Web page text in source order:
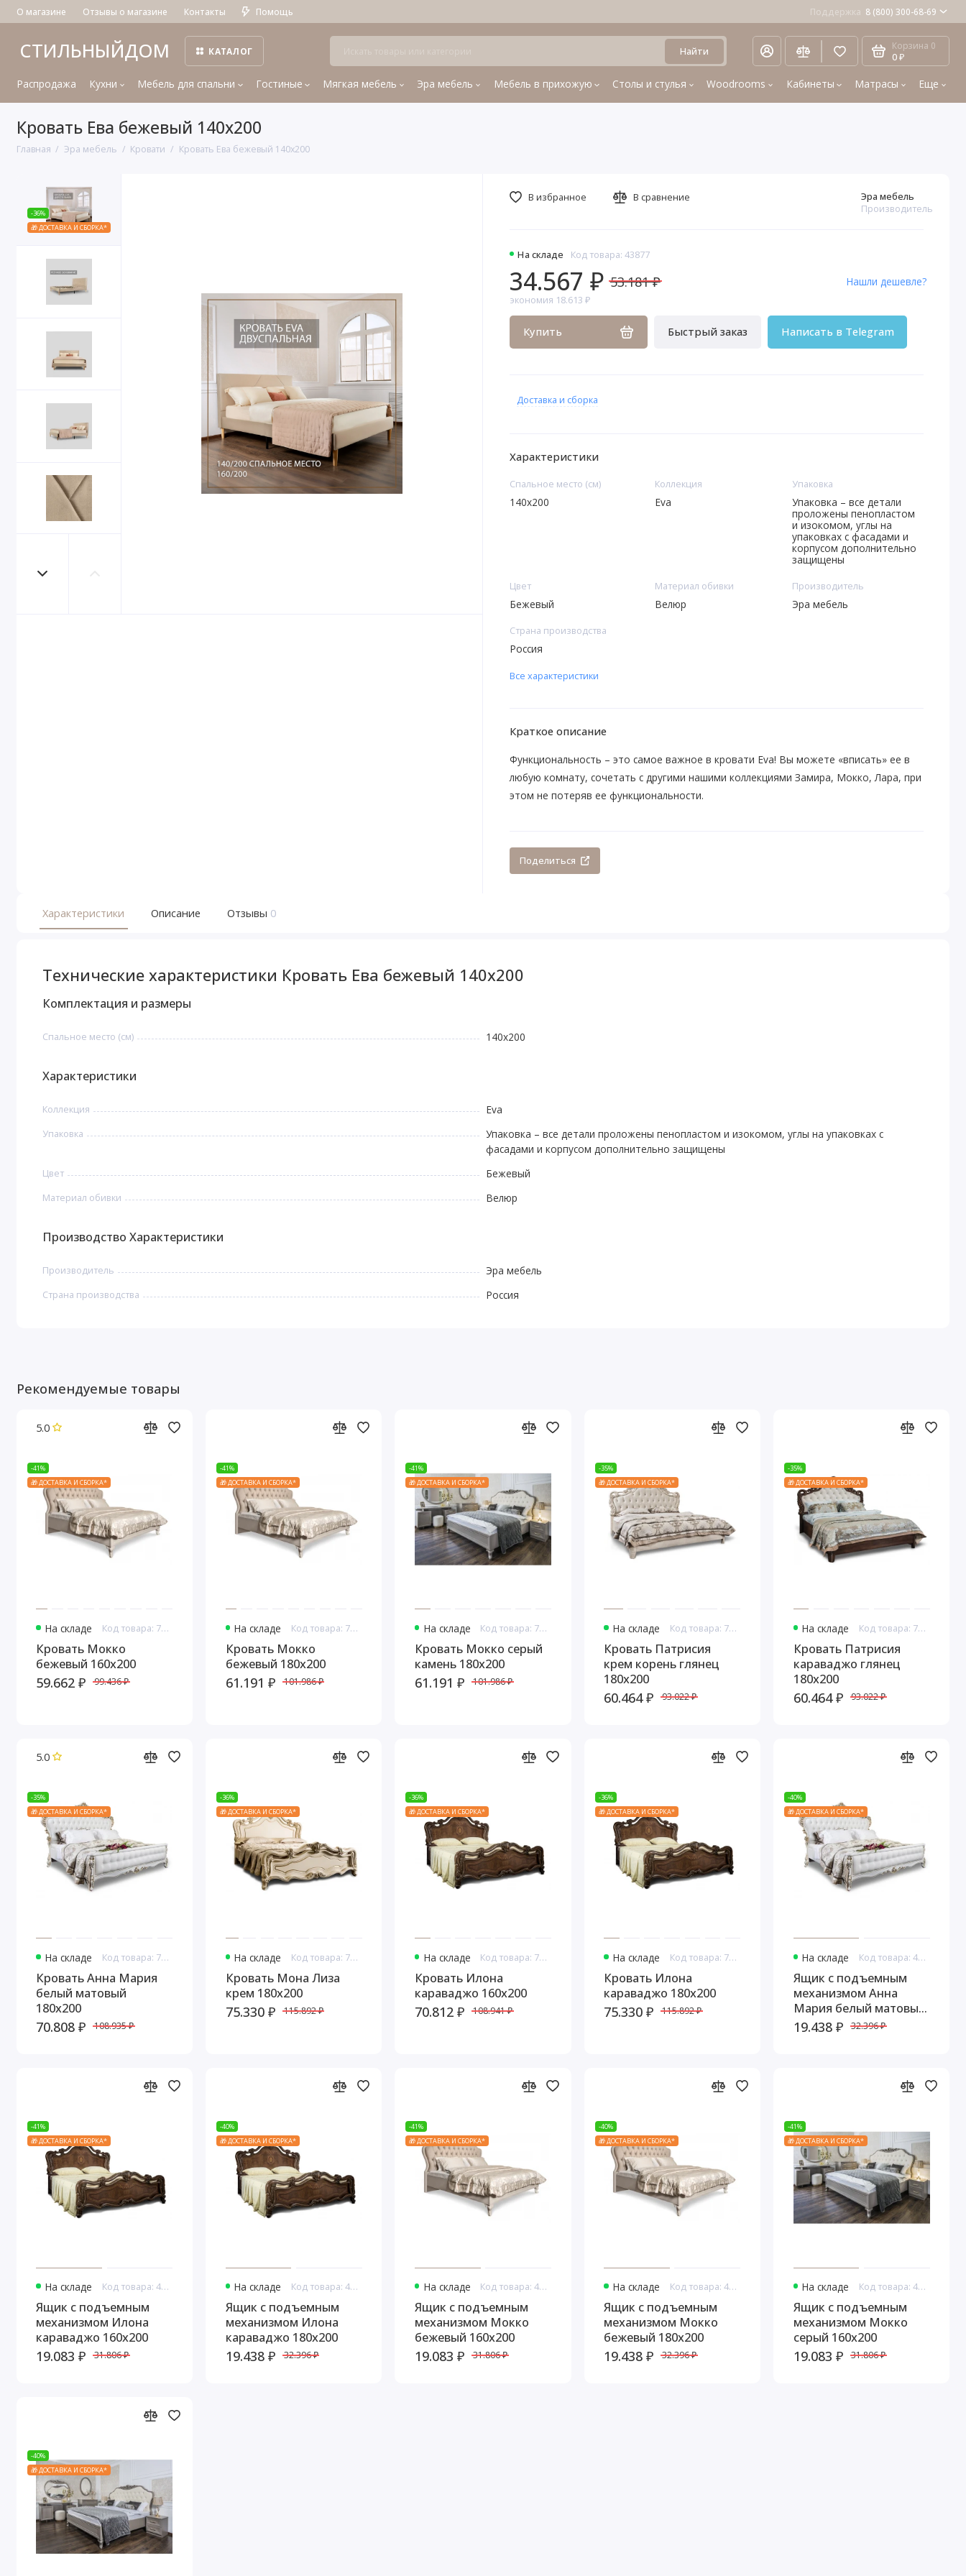
О магазине Отзывы о магазине Контакты Помощь Поддержка 8 (800) 300-68-69
СТИЛЬНЫЙДОМ КАТАЛОГ Найти Корзина 0
0 ₽
Распродажа Кухни Мебель для спальни Гостиные Мягкая мебель Эра мебель Мебель в прихожую Столы и стулья Woodrooms Кабинеты Матрасы Еще
Кровать Ева бежевый 140х200
Главная Эра мебель Кровати Кровать Ева бежевый 140х200
-36%
🎁 ДОСТАВКА И СБОРКА*
На складе Код товара: 43877
Эра мебель
Производитель
34.567 ₽ 53.181 ₽
экономия 18.613 ₽
Купить Быстрый заказ Написать в Telegram
Нашли дешевле?
В избранное В сравнение
Доставка и сборка
Характеристики
Спальное место (см)
140х200
Коллекция
Eva
Упаковка
Упаковка – все детали
проложены пенопластом
и изокомом, углы на
упаковках с фасадами и
корпусом дополнительно
защищены
Цвет
Бежевый
Материал обивки
Велюр
Производитель
Эра мебель
Страна производства
Россия
Все характеристики
Краткое описание
Функциональность – это самое важное в кровати Eva! Вы можете «вписать» ее в
любую комнату, сочетать с другими нашими коллекциями Замира, Мокко, Лара, при
этом не потеряв ее функциональности.
Поделиться
Характеристики Описание Отзывы 0
Технические характеристики Кровать Ева бежевый 140х200
Комплектация и размеры
Спальное место (см) 140х200
Характеристики
Коллекция Eva
Упаковка
Упаковка – все детали проложены пенопластом и изокомом, углы на упаковках с
фасадами и корпусом дополнительно защищены
Цвет Бежевый
Материал обивки Велюр
Производство Характеристики
Производитель Эра мебель
Страна производства Россия
Рекомендуемые товары
5.0
-41%
🎁 ДОСТАВКА И СБОРКА*
На складе Код товара: 7662
Кровать Мокко
бежевый 160х200
59.662 ₽ 99.436 ₽
-41%
🎁 ДОСТАВКА И СБОРКА*
На складе Код товара: 7663
Кровать Мокко
бежевый 180х200
61.191 ₽ 101.986 ₽
-41%
🎁 ДОСТАВКА И СБОРКА*
На складе Код товара: 7665
Кровать Мокко серый
камень 180х200
61.191 ₽ 101.986 ₽
-35%
🎁 ДОСТАВКА И СБОРКА*
На складе Код товара: 7671
Кровать Патрисия
крем корень глянец
180х200
60.464 ₽ 93.022 ₽
-35%
🎁 ДОСТАВКА И СБОРКА*
На складе Код товара: 7673
Кровать Патрисия
караваджо глянец
180х200
60.464 ₽ 93.022 ₽
5.0
-35%
🎁 ДОСТАВКА И СБОРКА*
На складе Код товара: 7680
Кровать Анна Мария
белый матовый
180х200
70.808 ₽ 108.935 ₽
-36%
🎁 ДОСТАВКА И СБОРКА*
На складе Код товара: 7687
Кровать Мона Лиза
крем 180х200
75.330 ₽ 115.892 ₽
-36%
🎁 ДОСТАВКА И СБОРКА*
На складе Код товара: 7689
Кровать Илона
караваджо 160х200
70.812 ₽ 108.941 ₽
-36%
🎁 ДОСТАВКА И СБОРКА*
На складе Код товара: 7690
Кровать Илона
караваджо 180х200
75.330 ₽ 115.892 ₽
-40%
🎁 ДОСТАВКА И СБОРКА*
На складе Код товара: 44917
Ящик с подъемным
механизмом Анна
Мария белый матовый
180х200
19.438 ₽ 32.396 ₽
-41%
🎁 ДОСТАВКА И СБОРКА*
На складе Код товара: 44931
Ящик с подъемным
механизмом Илона
караваджо 160х200
19.083 ₽ 31.806 ₽
-40%
🎁 ДОСТАВКА И СБОРКА*
На складе Код товара: 44932
Ящик с подъемным
механизмом Илона
караваджо 180х200
19.438 ₽ 32.396 ₽
-41%
🎁 ДОСТАВКА И СБОРКА*
На складе Код товара: 44941
Ящик с подъемным
механизмом Мокко
бежевый 160х200
19.083 ₽ 31.806 ₽
-40%
🎁 ДОСТАВКА И СБОРКА*
На складе Код товара: 44942
Ящик с подъемным
механизмом Мокко
бежевый 180х200
19.438 ₽ 32.396 ₽
-41%
🎁 ДОСТАВКА И СБОРКА*
На складе Код товара: 44943
Ящик с подъемным
механизмом Мокко
серый 160х200
19.083 ₽ 31.806 ₽
-40%
🎁 ДОСТАВКА И СБОРКА*